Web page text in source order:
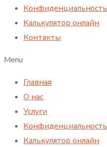
Конфиденциальность
Калькулятор онлайн
Контакты
Menu
Главная
О нас
Услуги
Конфиденциальность
Калькулятор онлайн